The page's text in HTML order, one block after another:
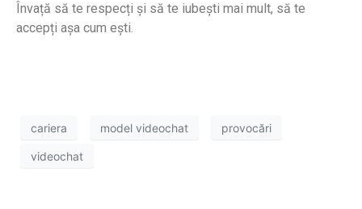
Învață să te respecți și să te iubești mai mult, să te
accepți așa cum ești.
cariera model videochat provocări
videochat